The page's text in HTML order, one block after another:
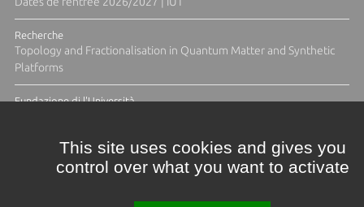
Recherche
Topology and Fractionalisation in Quantum Matter and Synthetic
Platforms
Fundazione di l'Università
This site uses cookies and gives you
control over what you want to activate